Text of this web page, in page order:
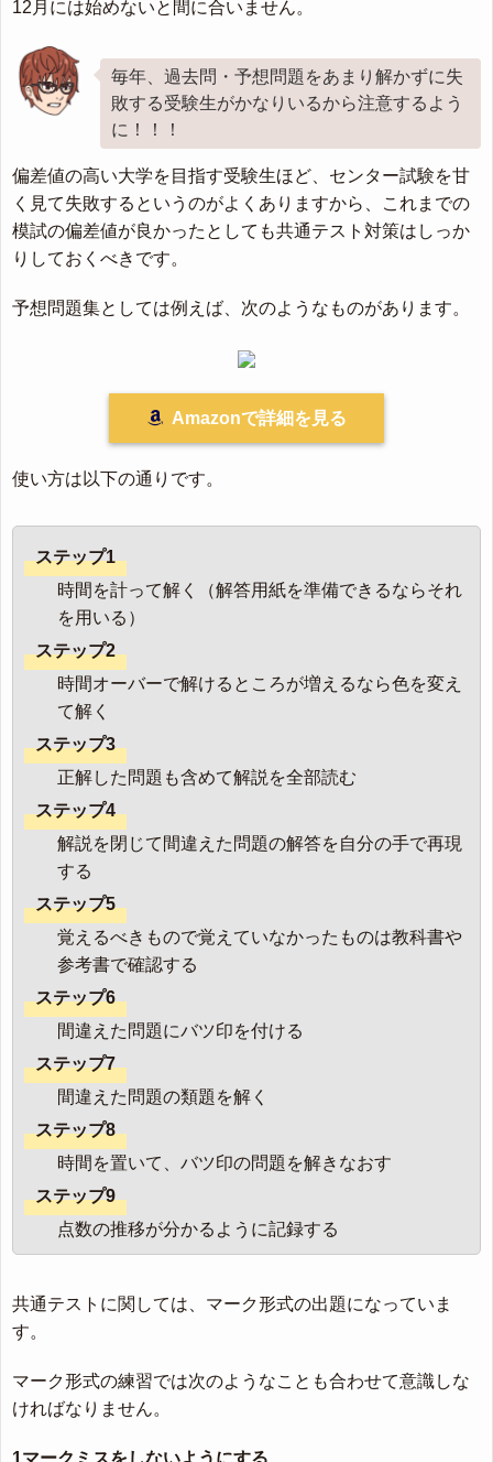
12月には始めないと間に合いません。
毎年、過去問・予想問題をあまり解かずに失
敗する受験生がかなりいるから注意するよう
に！！！
偏差値の高い大学を目指す受験生ほど、センター試験を甘
く見て失敗するというのがよくありますから、これまでの
模試の偏差値が良かったとしても共通テスト対策はしっか
りしておくべきです。
予想問題集としては例えば、次のようなものがあります。
Amazonで詳細を見る
使い方は以下の通りです。
ステップ1
時間を計って解く（解答用紙を準備できるならそれ
を用いる）
ステップ2
時間オーバーで解けるところが増えるなら色を変え
て解く
ステップ3
正解した問題も含めて解説を全部読む
ステップ4
解説を閉じて間違えた問題の解答を自分の手で再現
する
ステップ5
覚えるべきもので覚えていなかったものは教科書や
参考書で確認する
ステップ6
間違えた問題にバツ印を付ける
ステップ7
間違えた問題の類題を解く
ステップ8
時間を置いて、バツ印の問題を解きなおす
ステップ9
点数の推移が分かるように記録する
共通テストに関しては、マーク形式の出題になっていま
す。
マーク形式の練習では次のようなことも合わせて意識しな
ければなりません。
1マークミスをしないようにする